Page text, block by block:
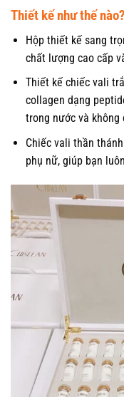
Thiết kế như thế nào?
Hộp thiết kế sang
chất lượng cao cấp
Thiết kế chiếc vali
collagen dạng
trong nước và không
Chiếc vali thần
phụ nữ, giúp bạn